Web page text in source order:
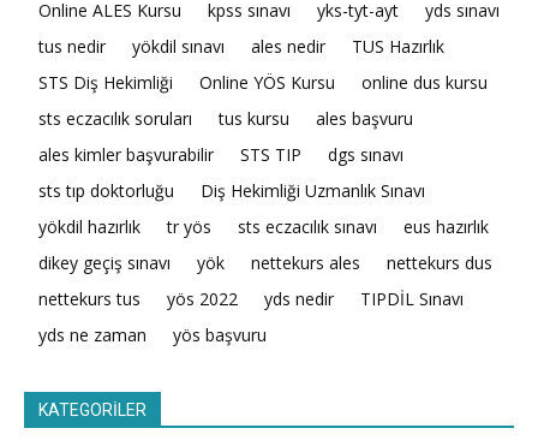
Online ALES Kursu
kpss sınavı yks-tyt-ayt
yds sınavı
tus nedir
yökdil sınavı ales nedir
TUS Hazırlık
STS Diş Hekimliği
Online YÖS Kursu
online dus kursu
sts eczacılık soruları
tus kursu
ales başvuru
ales kimler başvurabilir
STS TIP
dgs sınavı
sts tıp doktorluğu
Diş Hekimliği Uzmanlık Sınavı
yökdil hazırlık
tr yös sts eczacılık sınavı
eus hazırlık
dikey geçiş sınavı
yök nettekurs ales
nettekurs dus
nettekurs tus
yös 2022 yds nedir
TIPDİL Sınavı
yds ne zaman
yös başvuru
KATEGORİLER